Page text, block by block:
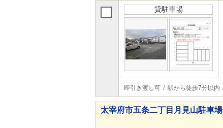
貸駐車場
即引き渡し可 駅から徒歩7分以内
太宰府市五条二丁目月見山駐車場